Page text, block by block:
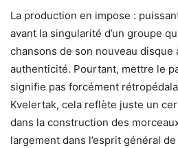
La production en impose :
avant la singularité d’un groupe
chansons de son nouveau disque
authenticité. Pourtant, mettre le
signifie pas forcément
Kvelertak, cela reflète juste un
dans la construction des
largement dans l’esprit général